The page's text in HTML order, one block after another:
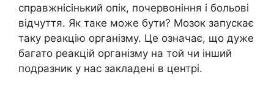
справжнісінький опік, почервоніння і больові
відчуття. Як таке може бути? Мозок запускає
таку реакцію організму. Це означає, що дуже
багато реакцій організму на той чи інший
подразник у нас закладені в центрі.